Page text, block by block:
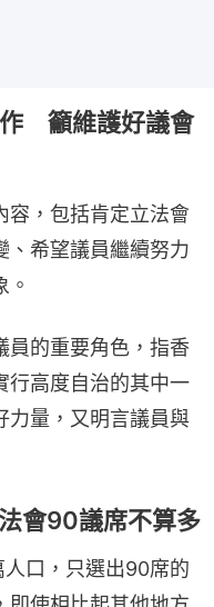
籲維護好議會
容，包括肯定立法會
、希望議員繼續努力
員的重要角色，指香
行高度自治的其中一
力量，又明言議員與
會90議席不算多
口，只選出90席的